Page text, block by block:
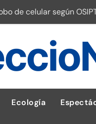
de celular según
¡Descarga la app de
inspirado en la fuerza de
1,600 equipos
Ecología